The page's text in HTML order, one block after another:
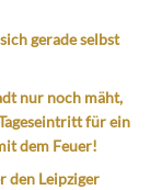
gerade selbst
nur noch mäht,
für ein
dem Feuer!
den Leipziger